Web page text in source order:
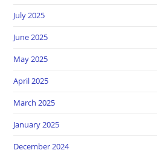
July 2025
June 2025
May 2025
April 2025
March 2025
January 2025
December 2024